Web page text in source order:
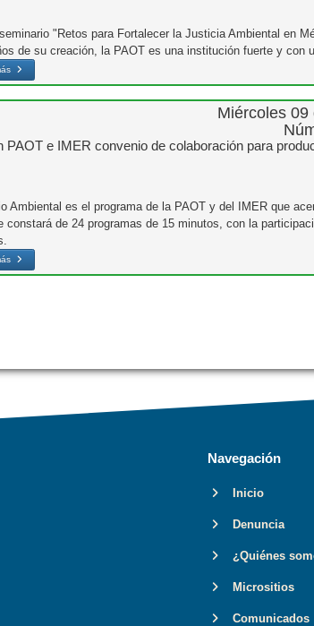
"Retos para Fortalecer la Justicia Ambiental en
de su creación, la PAOT es una institución fuerte y
Miércoles 09
PAOT e IMER convenio de colaboración para
Ambiental es el programa de la PAOT y del IMER que
constará de 24 programas de 15 minutos, con la
Navegación
Inicio
Denuncia
¿Quiénes
Micrositios
Comunicados